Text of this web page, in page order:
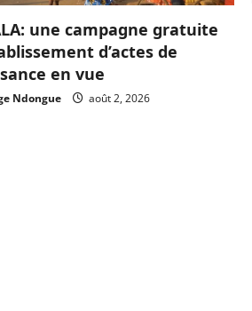
une campagne gratuite
d’actes de
en vue
Ndongue août 2, 2026